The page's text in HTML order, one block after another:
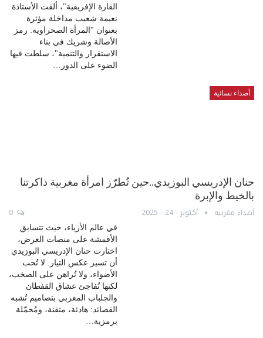
القارة الإفريقية"، ألقت الأستاذة
نعيمة شعيب مداخلة مؤثرة
بعنوان "المرأة الصحراوية: رمز
الأصالة وشريك في بناء
الاستقرار والتنمية"، سلطت فيها
الضوء على الدور…
أصداء نسائية
حنان الإدريسي البوزيدي..حين تُطرّز امرأة مغربية ذاكرتنا
بالخيط والإبرة
أصداء مغربية أكتوبر - 24 - 2025
في عالم الأزياء، حيث تتسابق
الأقمشة على منصات العرض،
اختارت حنان الإدريسي البوزيدي
أن تسير عكس التيار. لا تُحب
الأضواء، ولا تُراهن على الصخب،
لكنها تُفاجئ عشاق القفطان
والجلباب المغربي بتصاميم تُشبه
القصائد: هادئة، متقنة، ومُحمّلة
برمزية…